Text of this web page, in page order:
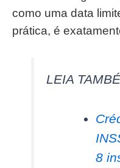
como uma data
prática, é
LEIA
8